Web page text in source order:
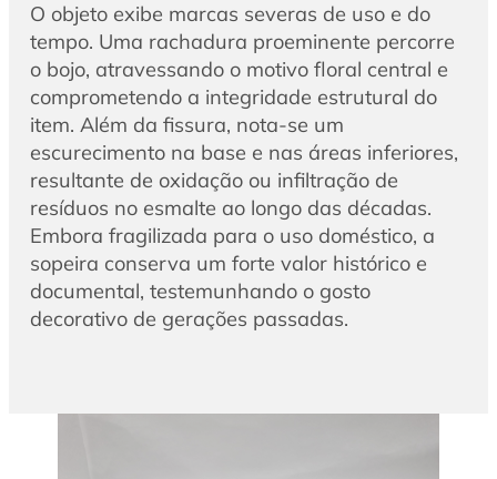
O objeto exibe marcas severas de uso e do
tempo. Uma rachadura proeminente percorre
o bojo, atravessando o motivo floral central e
comprometendo a integridade estrutural do
item. Além da fissura, nota-se um
escurecimento na base e nas áreas inferiores,
resultante de oxidação ou infiltração de
resíduos no esmalte ao longo das décadas.
Embora fragilizada para o uso doméstico, a
sopeira conserva um forte valor histórico e
documental, testemunhando o gosto
decorativo de gerações passadas.